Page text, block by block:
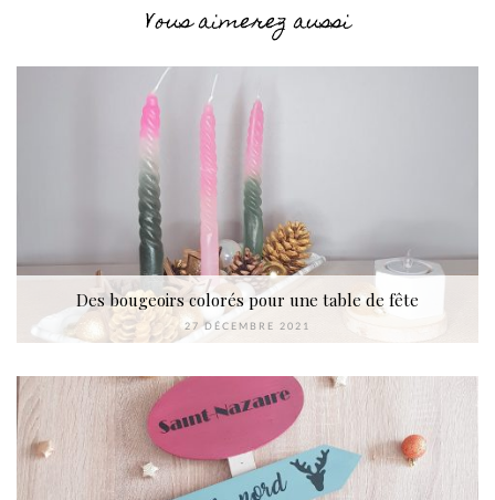
Vous aimerez aussi
Des bougeoirs colorés pour une table de fête
27 DÉCEMBRE 2021